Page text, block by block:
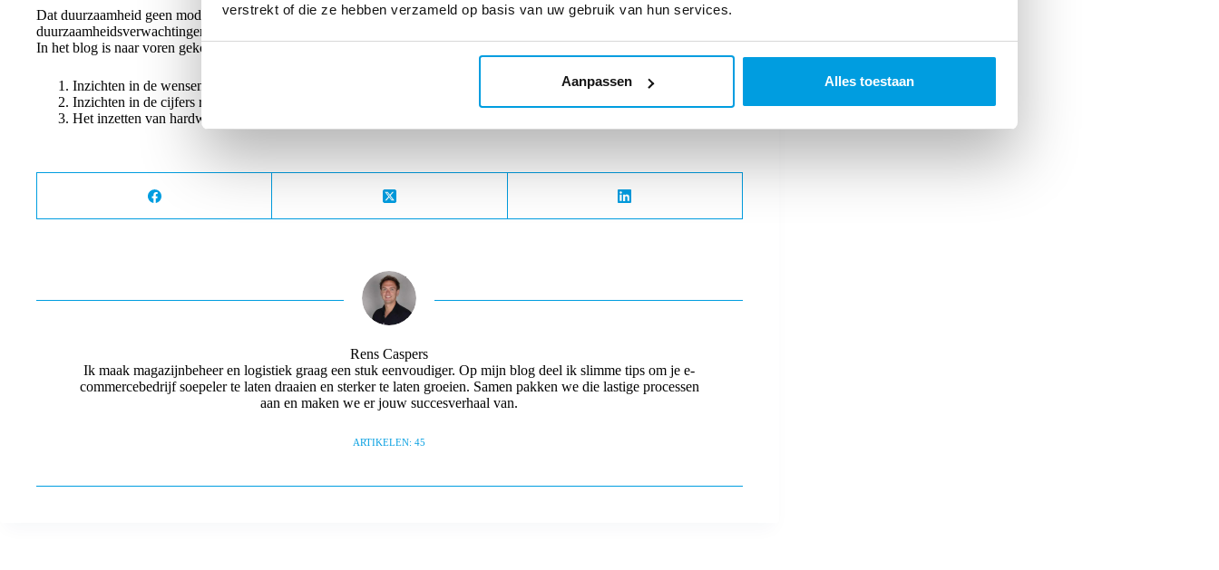
verstrekt of die ze hebben verzameld op basis van uw gebruik van hun services.
Aanpassen Alles toestaan
Dat duurzaamheid geen modegril maar een blijvertje is, dat is wel duidelijk. Nu er steeds meer
duurzaamheidsverwachtingen ontstaan van de consument is het voor e-commerce bedrijven belangrijk om erop in te spelen.
In het blog is naar voren gekomen dat er drie zaken belangrijk zijn bij het verduurzamen van je e-commerce proces:
Inzichten in de wensen en verwachtingen van de klant/eindgebruiker;
Inzichten in de cijfers rondom het orderproces, wat verkregen kan worden door de juiste wms-software;
Het inzetten van hardware-oplossingen waar mogelijk.
Rens Caspers
Ik maak magazijnbeheer en logistiek graag een stuk eenvoudiger. Op mijn blog deel ik slimme tips om je e-
commercebedrijf soepeler te laten draaien en sterker te laten groeien. Samen pakken we die lastige processen
aan en maken we er jouw succesverhaal van.
ARTIKELEN: 45